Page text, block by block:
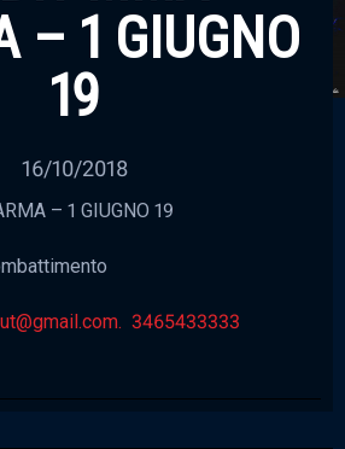
– 1 GIUGNO
19
16/10/2018
– 1 GIUGNO 19
3465433333